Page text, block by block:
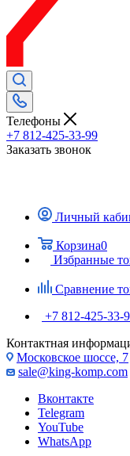
Телефоны
+7 812-425-33-99
Заказать звонок
Личный
Корзина0
Избранные
Сравнение
+7 812-425-33-
Контактная
Московское шоссе, 7
sale@king-komp.com
Вконтакте
Telegram
YouTube
WhatsApp